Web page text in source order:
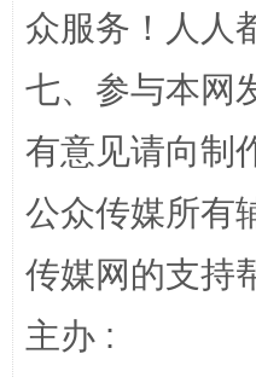
完善运行机制助力责
众服务！人人
七、参与本网
有意见请向制
公众传媒所有
传媒网的支持
主办 :